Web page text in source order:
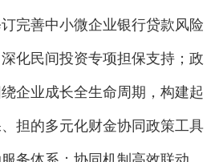
完善中小微企业银行贷款风险
化民间投资专项担保支持；政
企业成长全生命周期，构建起
担的多元化财金协同政策工具